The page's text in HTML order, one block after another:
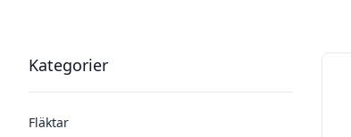
Filter
Kategorier
Fläktar